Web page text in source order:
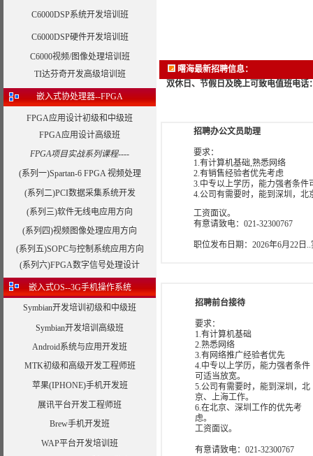
C6000DSP系统开发培训班
C6000DSP硬件开发培训班
C6000视频/图像处理培训班
TI达芬奇开发高级培训班
嵌入式协处理器--FPGA
FPGA应用设计初级和中级班
FPGA应用设计高级班
FPGA项目实战系列课程----
(系列一)Spartan-6 FPGA 视频处理
(系列二)PCI数据采集系统开发
(系列三)软件无线电应用方向
(系列四)视频图像处理应用方向
(系列五)SOPC与控制系统应用方向
(系列六)FPGA数字信号处理设计
嵌入式OS--3G手机操作系统
Symbian开发培训初级和中级班
Symbian开发培训高级班
Android系统与应用开发班
MTK初级和高级开发工程师班
苹果(IPHONE)手机开发班
展讯平台开发工程师班
Brew手机开发班
WAP平台开发培训班
曙海最新招聘信息：
双休日、节假日及晚上可致电值班电话
招聘办公文员助理
要求：
1.有计算机基础,熟悉网络
2.有销售经验者优先考虑
3.中专以上学历，能力强者条件
4.公司有需要时，能到深圳，北
工资面议。
有意请致电：021-32300767
职位发布日期： 2026年6月22日
招聘前台接待
要求：
1.有计算机基础
2.熟悉网络
3.有网络推广经验者优先
4.中专以上学历，能力强者条件
可适当放宽。
5.公司有需要时，能到深圳，北
京、上海工作。
6.在北京、深圳工作的优先考
虑。
工资面议。
有意请致电：021-32300767